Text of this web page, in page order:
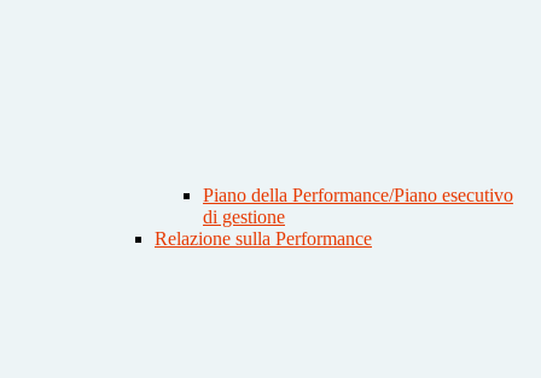
Piano della Performance/Piano esecutivo
di gestione
Relazione sulla Performance